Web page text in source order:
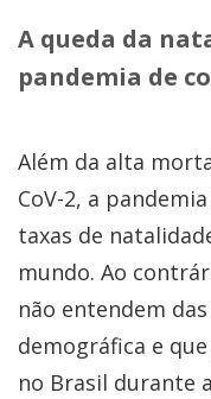
A queda da
pandemia de
Além da alta
CoV-2, a
taxas de
mundo. Ao
não entendem
demográfica e
no Brasil durante